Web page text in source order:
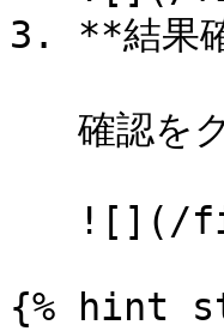
3. **結果
{% hint